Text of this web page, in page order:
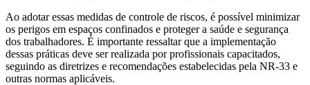
Ao adotar essas medidas de controle de riscos, é possível minimizar
os perigos em espaços confinados e proteger a saúde e segurança
dos trabalhadores. É importante ressaltar que a implementação
dessas práticas deve ser realizada por profissionais capacitados,
seguindo as diretrizes e recomendações estabelecidas pela NR-33 e
outras normas aplicáveis.